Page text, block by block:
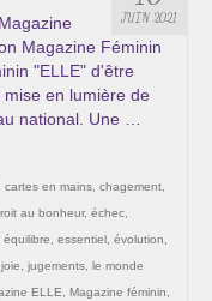
–
femme plus
JUIN 2021
Magazine Féminin
"ELLE" d'être
en lumière de
national. Une …
cartes en mains chagement
au bonheur, échec
équilibre essentiel évolution
joie jugements le monde
ELLE Magazine féminin